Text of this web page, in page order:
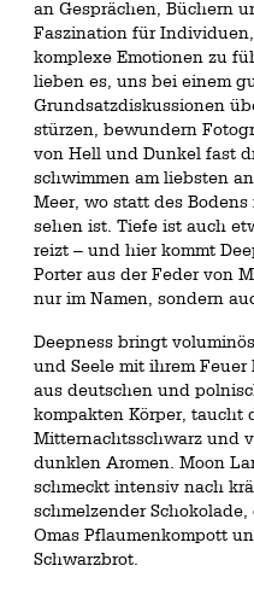
an Gesprächen, Büchern
Faszination für
komplexe Emotionen zu
lieben es, uns bei einem
Grundsatzdiskussionen
stürzen, bewundern
von Hell und Dunkel fast
schwimmen am liebsten
Meer, wo statt des
sehen ist. Tiefe ist auch
reizt – und hier kommt
Porter aus der Feder von
nur im Namen, sondern
Deepness bringt
und Seele mit ihrem
aus deutschen und
kompakten Körper, taucht
Mitternachtsschwarz und
dunklen Aromen. Moon
schmeckt intensiv nach
schmelzender Schokolade,
Omas Pflaumenkompott
Schwarzbrot.